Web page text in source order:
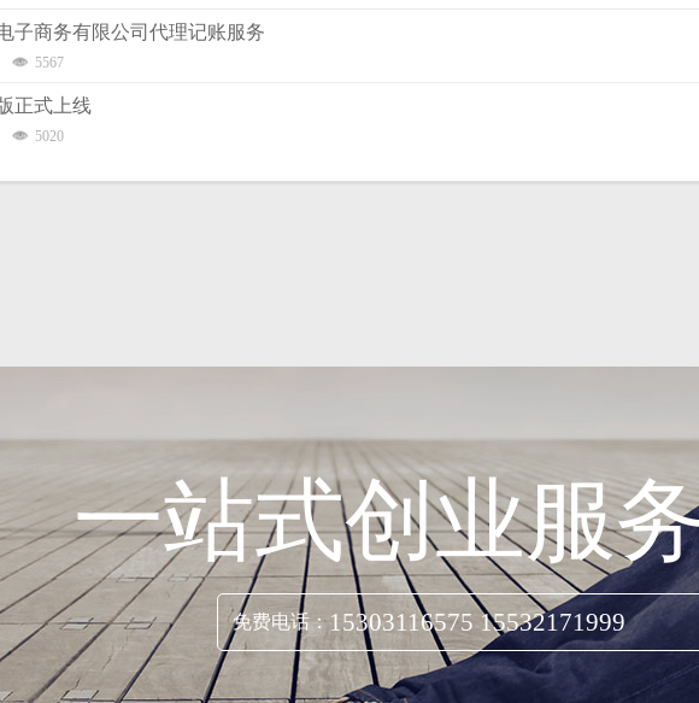
子商务有限公司代理记账服务
5567
正式上线
5020
一站式创业服
免费电话： 15303116575 15532171999
立即咨询